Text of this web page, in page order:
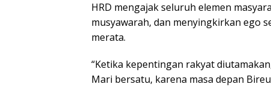
HRD mengajak seluruh elemen
musyawarah, dan menyingkirkan ego
merata.
“Ketika kepentingan rakyat
Mari bersatu, karena masa depan